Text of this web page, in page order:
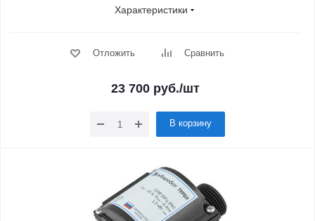
Характеристики
Отложить Сравнить
23 700руб./шт
В корзину